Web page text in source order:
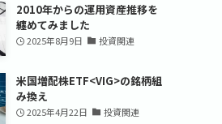
2010年からの運用資産推移を
纏めてみました
2025年8月9日 投資関連
米国増配株ETF<VIG>の銘柄組
み換え
2025年4月22日 投資関連